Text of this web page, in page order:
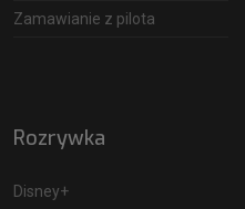
Zamawianie z pilota
Rozrywka
Disney+